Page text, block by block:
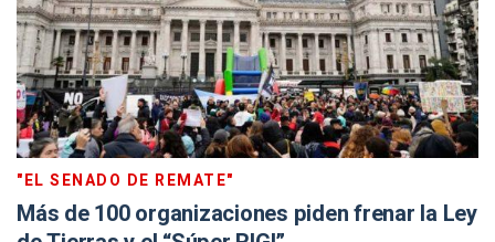
"EL SENADO DE REMATE"
Más de 100 organizaciones piden frenar la Ley